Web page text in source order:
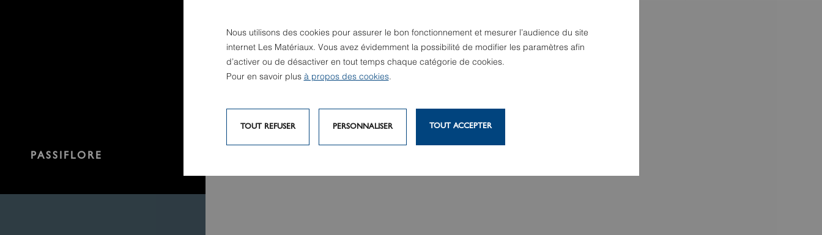
PASSIFLORE
Nous utilisons des cookies pour assurer le bon fonctionnement et mesurer l’audience du site
internet Les Matériaux. Vous avez évidemment la possibilité de modifier les paramètres afin
d’activer ou de désactiver en tout temps chaque catégorie de cookies.
Pour en savoir plus à propos des cookies.
TOUT REFUSER PERSONNALISER TOUT ACCEPTER